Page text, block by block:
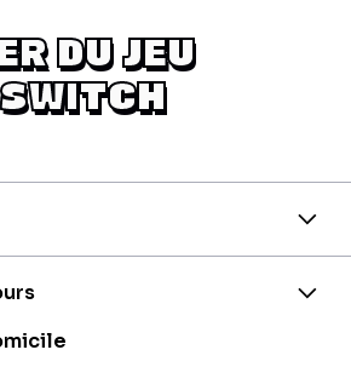
DU JEU